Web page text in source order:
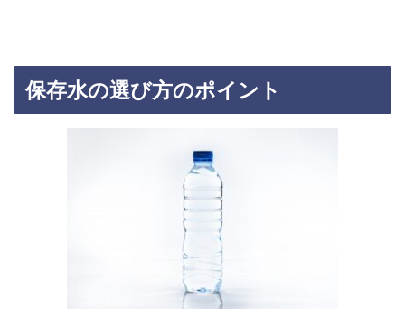
保存水の選び方のポイント